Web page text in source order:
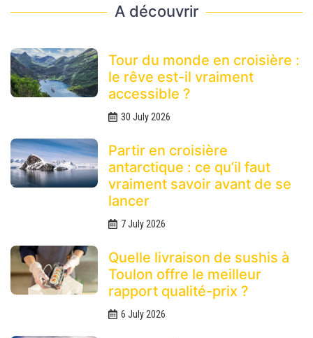
A découvrir
Tour du monde en croisière :
le rêve est-il vraiment
accessible ?
30 July 2026
Partir en croisière
antarctique : ce qu’il faut
vraiment savoir avant de se
lancer
7 July 2026
Quelle livraison de sushis à
Toulon offre le meilleur
rapport qualité-prix ?
6 July 2026